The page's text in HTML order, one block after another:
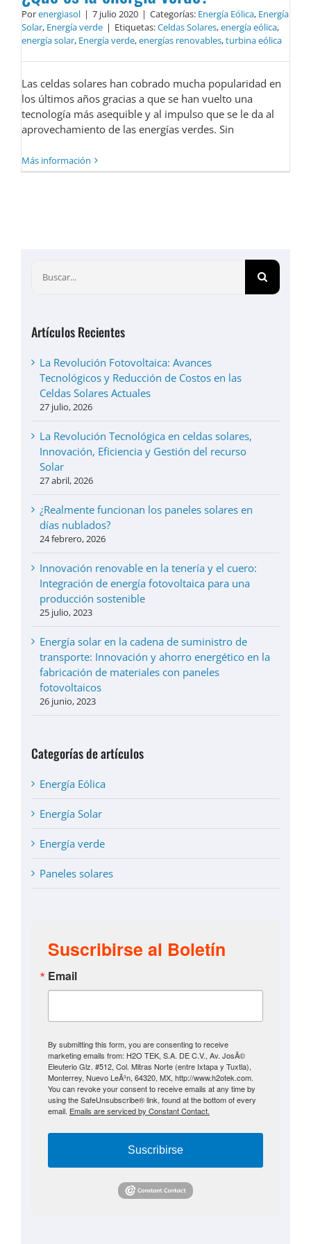
Porenergiasol | 7 julio 2020 | Categorías: Energía Eólica, Energía
Solar, Energía verde | Etiquetas:Celdas Solares,energía eólica,
energía solar, Energía verde,energías renovables,turbina eólica
Las celdas solares han cobrado mucha popularidad en
los últimos años gracias a que se han vuelto una
tecnología más asequible y al impulso que se le da al
aprovechamiento de las energías verdes. Sin
Más información
Artículos Recientes
La Revolución Fotovoltaica: Avances
Tecnológicos y Reducción de Costos en las
Celdas Solares Actuales
27 julio, 2026
La Revolución Tecnológica en celdas solares,
Innovación, Eficiencia y Gestión del recurso
Solar
27 abril, 2026
¿Realmente funcionan los paneles solares en
días nublados?
24 febrero, 2026
Innovación renovable en la tenería y el cuero:
Integración de energía fotovoltaica para una
producción sostenible
25 julio, 2023
Energía solar en la cadena de suministro de
transporte: Innovación y ahorro energético en la
fabricación de materiales con paneles
fotovoltaicos
26 junio, 2023
Categorías de artículos
Energía Eólica
Energía Solar
Energía verde
Paneles solares
Suscribirse al Boletín
Email
By submitting this form, you are consenting to receive
marketing emails from: H2O TEK, S.A. DE C.V., Av. JosÃ©
Eleuterio Glz. #512, Col. Mitras Norte (entre Ixtapa y Tuxtla),
Monterrey, Nuevo LeÃ³n, 64320, MX, http://www.h2otek.com.
You can revoke your consent to receive emails at any time by
using the SafeUnsubscribe® link, found at the bottom of every
email. Emails are serviced by Constant Contact.
Suscribirse